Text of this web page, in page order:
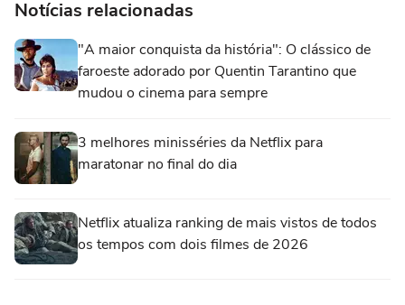
Notícias relacionadas
"A maior conquista da história": O clássico de
faroeste adorado por Quentin Tarantino que
mudou o cinema para sempre
3 melhores minisséries da Netflix para
maratonar no final do dia
Netflix atualiza ranking de mais vistos de todos
os tempos com dois filmes de 2026